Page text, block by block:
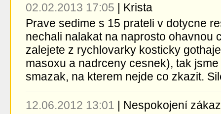
02.02.2013 17:05 | Krista
Prave sedime s 15 prateli v dotycne
nechali nalakat na naprosto ohavnou
zalejete z rychlovarky kosticky
masoxu a nadrceny cesnek), tak
smazak, na kterem nejde co zkazit.
12.06.2012 13:01 | Nespokojení